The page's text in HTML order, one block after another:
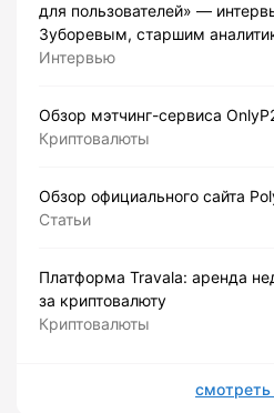
для пользователей» —
Зуборевым, старшим
Интервью
Обзор мэтчинг-сервиса
Криптовалюты
Обзор официального сайта
Статьи
Платформа Travala: аренда
за криптовалюту
Криптовалюты
смотреть